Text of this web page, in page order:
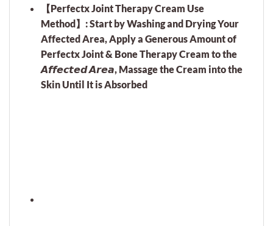
【Perfectx Joint Therapy Cream Use
Method】: Start by Washing and Drying Your
Affected Area, Apply a Generous Amount of
Perfectx Joint & Bone Therapy Cream to the
𝘼𝙛𝙛𝙚𝙘𝙩𝙚𝙙 𝘼𝙧𝙚𝙖, Massage the Cream into the
Skin Until It is Absorbed